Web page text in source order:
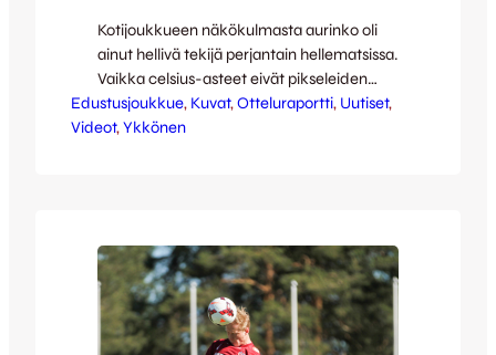
Kotijoukkueen näkökulmasta aurinko oli
ainut hellivä tekijä perjantain hellematsissa.
Vaikka celsius-asteet eivät pikseleiden
muodossa täysin välitykkään, voit palata
perjantain tunnelmiin Jussi Reinilän
JJK:n seuraava kotiottelu pelataan aina
aurinkoisella Harjun stadionilla
sunnuntaina 1.6. klo 16:00, sillloin vastassa
Joensuun ylpeys Jippo. Tule ja tue…
Edustusjoukkue, Kuvat, Otteluraportti, Uutiset
Videot, Ykkönen